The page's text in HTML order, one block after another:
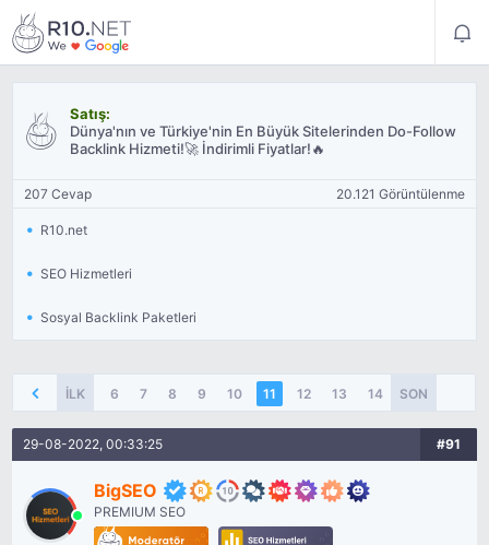
Satış:
Dünya'nın ve Türkiye'nin En Büyük Sitelerinden Do-Follow
Backlink Hizmeti!🚀 İndirimli Fiyatlar!🔥
207 Cevap 20.121 Görüntülenme
R10.net
SEO Hizmetleri
Sosyal Backlink Paketleri
İLK 6 7 8 9 10 11 12 13 14 15
SON
29-08-2022, 00:33:25 #91
BigSEO
PREMIUM SEO